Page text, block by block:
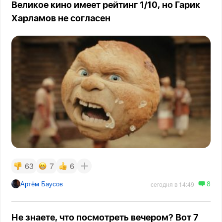
Великое кино имеет рейтинг 1/10, но Гарик
Харламов не согласен
63 7 6
Артём Баусов сегодня в 14:49 8
Не знаете, что посмотреть вечером? Вот 7